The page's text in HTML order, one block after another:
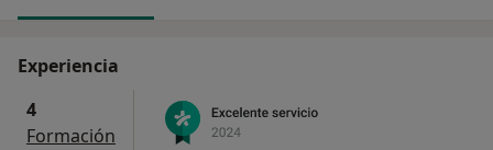
Experiencia
4
Formación